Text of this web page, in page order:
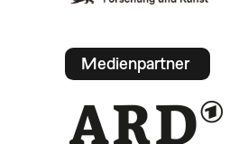
Medienpartner